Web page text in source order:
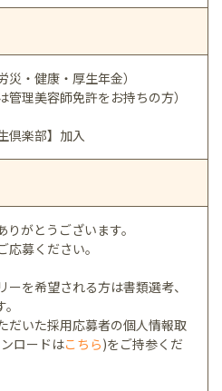
・健康・厚生年金）
理美容師免許をお持ちの方）
倶楽部】加入
がとうございます。
募ください。
を希望される方は書類選考、
だいた採用応募者の個人情報取
ロードはこちら)をご持参くだ